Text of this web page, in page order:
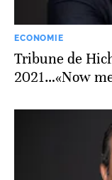
ECONOMIE
Tribune de
2021…«Now